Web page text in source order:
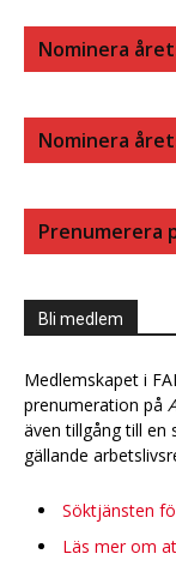
Nominera
Nominera
Prenumerera
Bli medlem
Medlemskapet i
prenumeration på
även tillgång till
gällande
Söktjänsten
Läs mer om